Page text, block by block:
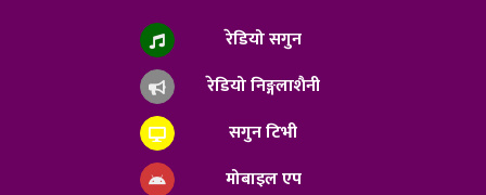
रेडियो सगुन
रेडियो निङ्गलाशैनी
सगुन टिभी
मोबाइल एप